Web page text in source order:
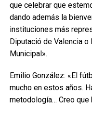
que celebrar que
dando además la
instituciones más
Diputació de Valencia
Municipal».
Emilio González: «El
mucho en estos años.
metodología… Creo que